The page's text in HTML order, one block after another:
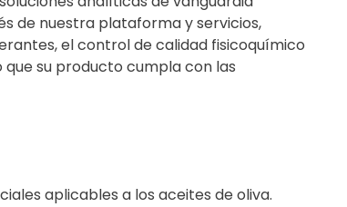
de nuestra plataforma y servicios,
el control de calidad fisicoquímico
su producto cumpla con las
aplicables a los aceites de oliva.